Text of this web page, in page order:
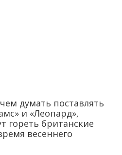
думать поставлять
и «Леопард»,
гореть британские
весеннего